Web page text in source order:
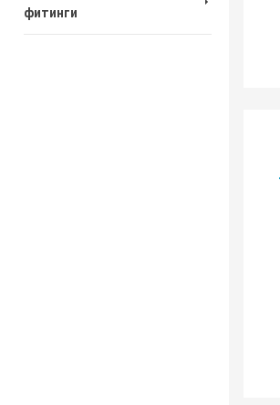
фитинги